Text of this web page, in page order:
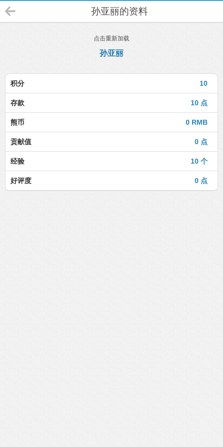
孙亚丽的资料
点击重新加载
孙亚丽
10
积分
10 点
存款
0 RMB
熊币
0 点
贡献值
10 个
经验
0 点
好评度